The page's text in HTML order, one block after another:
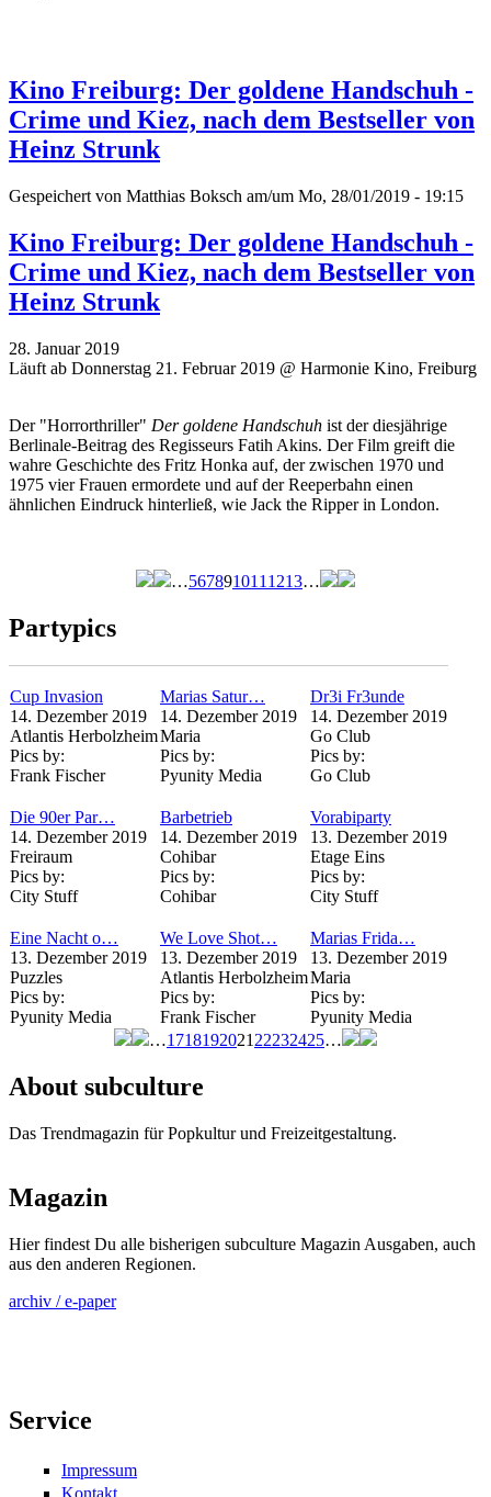
Kino Freiburg: Der goldene Handschuh -
Crime und Kiez, nach dem Bestseller von
Heinz Strunk
Gespeichert von Matthias Boksch am/um Mo, 28/01/2019 - 19:15
Kino Freiburg: Der goldene Handschuh -
Crime und Kiez, nach dem Bestseller von
Heinz Strunk
28. Januar 2019
Läuft ab Donnerstag 21. Februar 2019 @ Harmonie Kino, Freiburg
Der "Horrorthriller" Der goldene Handschuh ist der diesjährige
Berlinale-Beitrag des Regisseurs Fatih Akins. Der Film greift die
wahre Geschichte des Fritz Honka auf, der zwischen 1970 und
1975 vier Frauen ermordete und auf der Reeperbahn einen
ähnlichen Eindruck hinterließ, wie Jack the Ripper in London.
…567891011 1213…
Partypics
Cup Invasion
14. Dezember 2019
Atlantis Herbolzheim
Pics by:
Frank Fischer
Marias Satur…
14. Dezember 2019
Maria
Pics by:
Pyunity Media
Dr3i Fr3unde
14. Dezember 2019
Go Club
Pics by:
Go Club
Die 90er Par…
14. Dezember 2019
Freiraum
Pics by:
City Stuff
Barbetrieb
14. Dezember 2019
Cohibar
Pics by:
Cohibar
Vorabiparty
13. Dezember 2019
Etage Eins
Pics by:
City Stuff
Eine Nacht o…
13. Dezember 2019
Puzzles
Pics by:
Pyunity Media
We Love Shot…
13. Dezember 2019
Atlantis Herbolzheim
Pics by:
Frank Fischer
Marias Frida…
13. Dezember 2019
Maria
Pics by:
Pyunity Media
…1718192021 22232425…
About subculture
Das Trendmagazin für Popkultur und Freizeitgestaltung.
Magazin
Hier findest Du alle bisherigen subculture Magazin Ausgaben, auch
aus den anderen Regionen.
archiv / e-paper
Service
Impressum
Kontakt